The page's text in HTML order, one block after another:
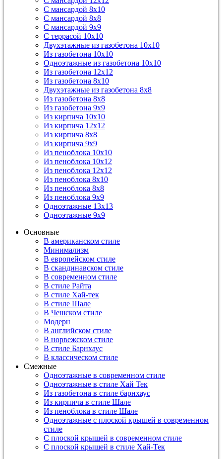
С мансардой 8х10
С мансардой 8х8
С мансардой 9х9
С террасой 10х10
Двухэтажные из газобетона 10х10
Из газобетона 10х10
Одноэтажные из газобетона 10х10
Из газобетона 12х12
Из газобетона 8х10
Двухэтажные из газобетона 8х8
Из газобетона 8х8
Из газобетона 9х9
Из кирпича 10х10
Из кирпича 12х12
Из кирпича 8х8
Из кирпича 9х9
Из пеноблока 10х10
Из пеноблока 10х12
Из пеноблока 12х12
Из пеноблока 8х10
Из пеноблока 8х8
Из пеноблока 9х9
Одноэтажные 13х13
Одноэтажные 9х9
Основные
В американском стиле
Минимализм
В европейском стиле
В скандинавском стиле
В современном стиле
В стиле Райта
В стиле Хай-тек
В стиле Шале
В Чешском стиле
Модерн
В английском стиле
В норвежском стиле
В стиле Барнхаус
В классическом стиле
Смежные
Одноэтажные в современном стиле
Одноэтажные в стиле Хай Тек
Из газобетона в стиле барнхаус
Из кирпича в стиле Шале
Из пеноблока в стиле Шале
Одноэтажные с плоской крышей в современном
стиле
С плоской крышей в современном стиле
С плоской крышей в стиле Хай-Тек